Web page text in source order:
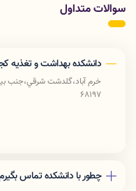
سوالات متداول
دانشکده بهداشت و تغذیه
68197
چطور با دانشکده تماس